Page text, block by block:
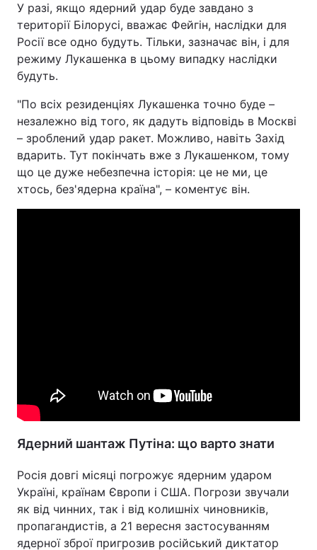
У разі, якщо ядерний удар буде завдано з
території Білорусі, вважає Фейгін, наслідки для
Росії все одно будуть. Тільки, зазначає він, і для
режиму Лукашенка в цьому випадку наслідки
будуть.
"По всіх резиденціях Лукашенка точно буде –
незалежно від того, як дадуть відповідь в Москві
– зроблений удар ракет. Можливо, навіть Захід
вдарить. Тут покінчать вже з Лукашенком, тому
що це дуже небезпечна історія: це не ми, це
хтось, без'ядерна країна", – коментує він.
Ядерний шантаж Путіна: що варто знати
Росія довгі місяці погрожує ядерним ударом
Україні, країнам Європи і США. Погрози звучали
як від чинних, так і від колишніх чиновників,
пропагандистів, а 21 вересня застосуванням
ядерної зброї пригрозив російський диктатор